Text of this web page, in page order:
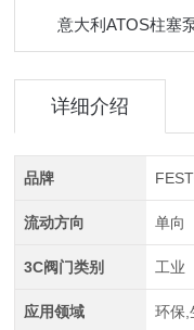
意大利ATOS柱塞
详细介绍
品牌
流动方向 单向
3C阀门类别 工业
应用领域 环保,